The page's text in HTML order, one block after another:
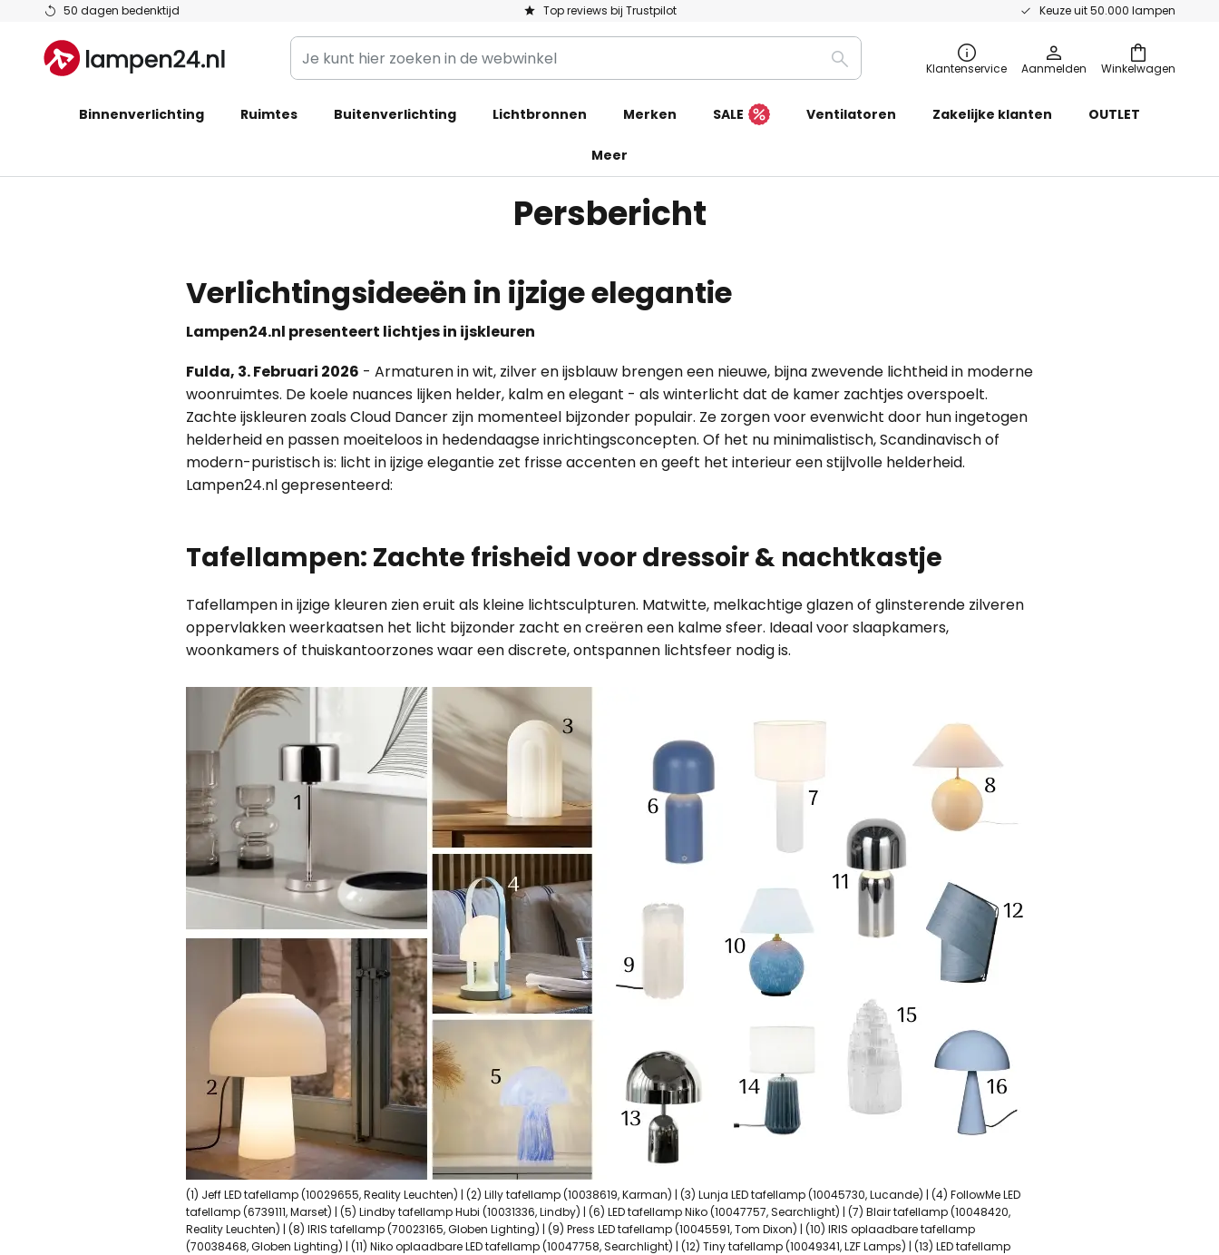
50 dagen bedenktijd Top reviews bij Trustpilot Keuze uit 50.000 lampen
Ga
de
inhoud
Winkelwagen
Je
kunt
zoeken
webwinkel
Zoeken Klantenservice Aanmelden
Binnenverlichting Ruimtes Buitenverlichting Lichtbronnen Merken SALE Ventilatoren Zakelijke klanten OUTLET
Meer
Persbericht
Verlichtingsideeën in ijzige elegantie
Lampen24.nl presenteert lichtjes in ijskleuren
Fulda, 3. Februari 2026 - Armaturen in wit, zilver en ijsblauw brengen een nieuwe, bijna zwevende lichtheid in moderne
woonruimtes. De koele nuances lijken helder, kalm en elegant - als winterlicht dat de kamer zachtjes overspoelt.
Zachte ijskleuren zoals Cloud Dancer zijn momenteel bijzonder populair. Ze zorgen voor evenwicht door hun ingetogen
helderheid en passen moeiteloos in hedendaagse inrichtingsconcepten. Of het nu minimalistisch, Scandinavisch of
modern-puristisch is: licht in ijzige elegantie zet frisse accenten en geeft het interieur een stijlvolle helderheid.
Lampen24.nl gepresenteerd:
Tafellampen: Zachte frisheid voor dressoir & nachtkastje
Tafellampen in ijzige kleuren zien eruit als kleine lichtsculpturen. Matwitte, melkachtige glazen of glinsterende zilveren
oppervlakken weerkaatsen het licht bijzonder zacht en creëren een kalme sfeer. Ideaal voor slaapkamers,
woonkamers of thuiskantoorzones waar een discrete, ontspannen lichtsfeer nodig is.
(1) Jeff LED tafellamp (10029655, Reality Leuchten) | (2) Lilly tafellamp (10038619, Karman) | (3) Lunja LED tafellamp (10045730, Lucande) | (4) FollowMe LED
tafellamp (6739111, Marset) | (5) Lindby tafellamp Hubi (10031336, Lindby) | (6) LED tafellamp Niko (10047757, Searchlight) | (7) Blair tafellamp (10048420,
Reality Leuchten) | (8) IRIS tafellamp (70023165, Globen Lighting) | (9) Press LED tafellamp (10045591, Tom Dixon) | (10) IRIS oplaadbare tafellamp
(70038468, Globen Lighting) | (11) Niko oplaadbare LED tafellamp (10047758, Searchlight) | (12) Tiny tafellamp (10049341, LZF Lamps) | (13) LED tafellamp